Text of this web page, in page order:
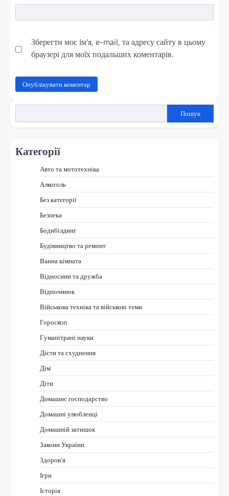
Зберегти моє ім'я, e-mail, та адресу сайту в цьому
браузері для моїх подальших коментарів.
Пошук
Категорії
Авто та мототехніка
Алкоголь
Без категорії
Безпека
Бодибілдинг
Будівництво та ремонт
Ванна кімната
Відносини та дружба
Відпочинок
Військова техніка та військові теми
Гороскоп
Гуманітрані науки
Дієти та схуднення
Дім
Діти
Домашнє господарство
Домашні улюбленці
Домашній затишок
Закони України
Здоров'я
Ігри
Історія